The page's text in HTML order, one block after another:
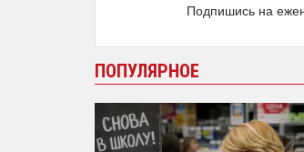
Подпишись на
ПОПУЛЯРНОЕ